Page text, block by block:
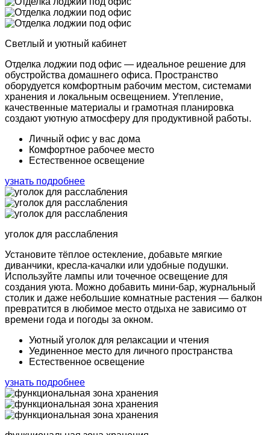
Светлый и уютный кабинет
Отделка лоджии под офис — идеальное решение для
обустройства домашнего офиса. Пространство
оборудуется комфортным рабочим местом, системами
хранения и локальным освещением. Утепление,
качественные материалы и грамотная планировка
создают уютную атмосферу для продуктивной работы.
Личный офис у вас дома
Комфортное рабочее место
Естественное освещение
узнать подробнее
уголок для расслабления
Установите тёплое остекление, добавьте мягкие
диванчики, кресла-качалки или удобные подушки.
Используйте лампы или точечное освещение для
создания уюта. Можно добавить мини-бар, журнальный
столик и даже небольшие комнатные растения — балкон
превратится в любимое место отдыха не зависимо от
времени года и погоды за окном.
Уютный уголок для релаксации и чтения
Уединенное место для личного пространства
Естественное освещение
узнать подробнее